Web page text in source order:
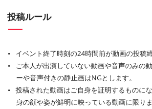
投稿ルール
イベント終了時刻の24時間前が動画の投稿
ご本人が出演していない動画や音声のみの
ーや音声付きの静止画はNGとします。
投稿された動画はご自身を証明するものに
身の顔や姿が鮮明に映っている動画に限りま